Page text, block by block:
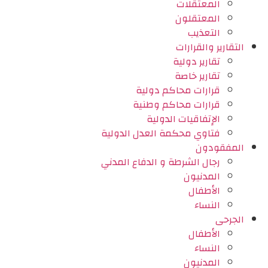
المعتقلات
المعتقلون
التعذيب
التقارير والقرارات
تقارير دولية
تقارير خاصة
قرارات محاكم دولية
قرارات محاكم وطنية
الإتفاقيات الدولية
فتاوي محكمة العدل الدولية
المفقودون
رجال الشرطة و الدفاع المدني
المدنيون
الأطفال
النساء
الجرحى
الأطفال
النساء
المدنيون